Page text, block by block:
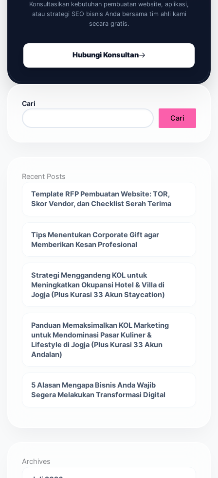
Konsultasikan kebutuhan pembuatan website, aplikasi,
atau strategi SEO bisnis Anda bersama tim ahli kami
secara gratis.
Hubungi Konsultan
Cari
Cari
Recent Posts
Template RFP Pembuatan Website: TOR,
Skor Vendor, dan Checklist Serah Terima
Tips Menentukan Corporate Gift agar
Memberikan Kesan Profesional
Strategi Menggandeng KOL untuk
Meningkatkan Okupansi Hotel & Villa di
Jogja (Plus Kurasi 33 Akun Staycation)
Panduan Memaksimalkan KOL Marketing
untuk Mendominasi Pasar Kuliner &
Lifestyle di Jogja (Plus Kurasi 33 Akun
Andalan)
5 Alasan Mengapa Bisnis Anda Wajib
Segera Melakukan Transformasi Digital
Archives